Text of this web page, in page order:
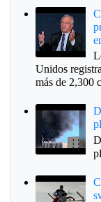
Unidos
más de 2,300